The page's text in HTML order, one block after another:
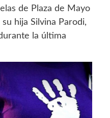
de Plaza de Mayo
hija Silvina Parodi,
la última